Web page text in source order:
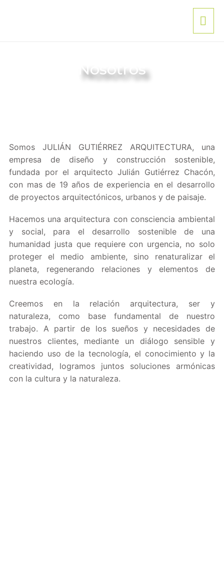
Nosotros
Somos JULIÁN GUTIÉRREZ ARQUITECTURA, una
empresa de diseño y construcción sostenible,
fundada por el arquitecto Julián Gutiérrez Chacón,
con mas de 19 años de experiencia en el desarrollo
de proyectos arquitectónicos, urbanos y de paisaje.
Hacemos una arquitectura con consciencia ambiental
y social, para el desarrollo sostenible de una
humanidad justa que requiere con urgencia, no solo
proteger el medio ambiente, sino renaturalizar el
planeta, regenerando relaciones y elementos de
nuestra ecología.
Creemos en la relación arquitectura, ser y
naturaleza, como base fundamental de nuestro
trabajo. A partir de los sueños y necesidades de
nuestros clientes, mediante un diálogo sensible y
haciendo uso de la tecnología, el conocimiento y la
creatividad, logramos juntos soluciones armónicas
con la cultura y la naturaleza.